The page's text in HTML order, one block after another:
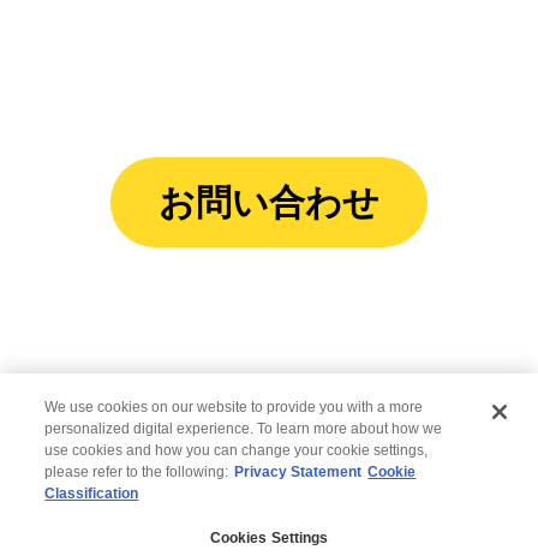
お問い合わせ
© 2026 Wipro
We use cookies on our website to provide you with a more
personalized digital experience. To learn more about how we
use cookies and how you can change your cookie settings,
please refer to the following: Privacy Statement Cookie
Classification
Cookies Settings